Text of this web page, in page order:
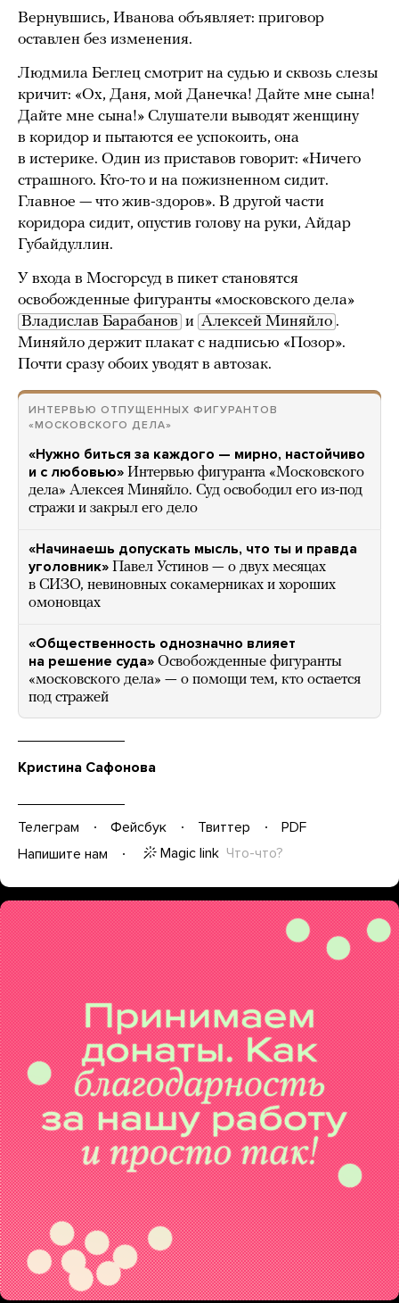
Вернувшись, Иванова объявляет: приговор
оставлен без изменения.
Людмила Беглец смотрит на судью и сквозь слезы
кричит: «Ох, Даня, мой Данечка! Дайте мне сына!
Дайте мне сына!» Слушатели выводят женщину
в коридор и пытаются ее успокоить, она
в истерике. Один из приставов говорит: «Ничего
страшного. Кто-то и на пожизненном сидит.
Главное — что жив-здоров». В другой части
коридора сидит, опустив голову на руки, Айдар
Губайдуллин.
У входа в Мосгорсуд в пикет становятся
освобожденные фигуранты «московского дела»
Владислав Барабанов и Алексей Миняйло .
Миняйло держит плакат с надписью «Позор».
Почти сразу обоих уводят в автозак.
ИНТЕРВЬЮ ОТПУЩЕННЫХ ФИГУРАНТОВ
«МОСКОВСКОГО ДЕЛА»
«Нужно биться за каждого — мирно, настойчиво
и с любовью» Интервью фигуранта «Московского
дела» Алексея Миняйло. Суд освободил его из-под
стражи и закрыл его дело
«Начинаешь допускать мысль, что ты и правда
уголовник» Павел Устинов — о двух месяцах
в СИЗО, невиновных сокамерниках и хороших
омоновцах
«Общественность однозначно влияет
на решение суда» Освобожденные фигуранты
«московского дела» — о помощи тем, кто остается
под стражей
Кристина Сафонова
Телеграм Фейсбук Твиттер
PDF
Напишите нам
Magic link Что-что?